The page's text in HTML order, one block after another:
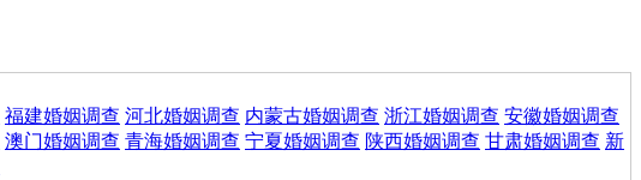
福建婚姻调查 河北婚姻调查 内蒙古婚姻调查 浙江婚姻调查 安徽婚姻调查
澳门婚姻调查 青海婚姻调查 宁夏婚姻调查 陕西婚姻调查 甘肃婚姻调查 新